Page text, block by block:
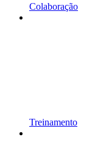
Colaboração
Treinamento